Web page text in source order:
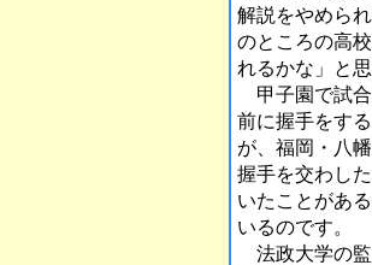
解説をやめら
のところの高
れるかな」と思
甲子園で試合
前に握手をす
が、福岡・八
握手を交わし
いたことがあ
いるのです。
法政大学の監